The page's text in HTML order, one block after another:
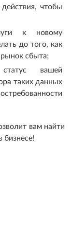
чтобы
к новому
до того, как
сбыта;
вашей
таких данных
вам найти
бизнесе!